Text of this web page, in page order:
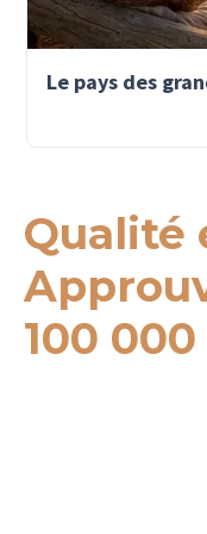
Le pays des
Qualité
100